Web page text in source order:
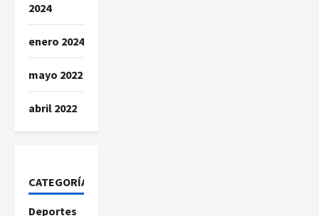
2024
enero 2024
mayo 2022
abril 2022
CATEGORÍAS
Deportes